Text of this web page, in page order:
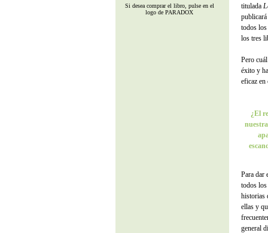
Si desea comprar el libro, pulse en el
logo de PARADOX
titulada
publicará
todos
los tres
Pero
éxito y
eficaz
¿El
Para dar
todos
historias
ellas y
general